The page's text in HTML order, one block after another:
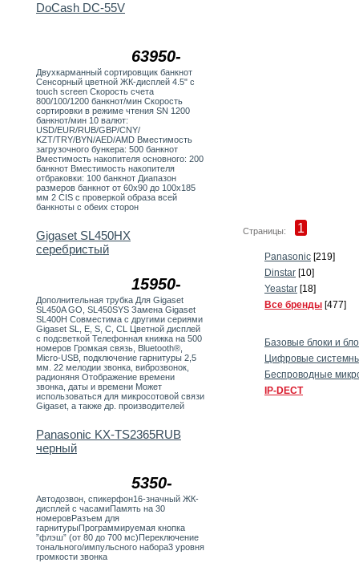
63950-
DoCash DC-55V
Двухкарманный сортировщик банкнот
Сенсорный цветной ЖК-дисплей 4.5" с
touch screen Скорость счета
800/100/1200 банкнот/мин Скорость
сортировки в режиме чтения SN 1200
банкнот/мин 10 валют:
USD/EUR/RUB/GBP/CNY/
KZT/TRY/BYN/AED/AMD Вместимость
загрузочного бункера: 500 банкнот
Вместимость накопителя основного: 200
банкнот Вместимость накопителя
отбраковки: 100 банкнот Диапазон
размеров банкнот от 60х90 до 100х185
мм 2 CIS с проверкой образа всей
банкноты с обеих сторон
15950-
Gigaset SL450HX
серебристый
Дополнительная трубка Для Gigaset
SL450A GO, SL450SYS Замена Gigaset
SL400H Совместима с другими сериями
Gigaset SL, E, S, C, CL Цветной дисплей
с подсветкой Телефонная книжка на 500
номеров Громкая связь, Bluetooth®,
Micro-USB, подключение гарнитуры 2,5
мм. 22 мелодии звонка, виброзвонок,
радионяня Отображение времени
звонка, даты и времени Может
использоваться для микросотовой связи
Gigaset, а также др. производителей
5350-
Panasonic KX-TS2365RUB
черный
Автодозвон, спикерфон16-значный ЖК-
дисплей с часамиПамять на 30
номеровРазъем для
гарнитурыПрограммируемая кнопка
”флэш” (от 80 до 700 мс)Переключение
тонального/импульсного набора3 уровня
громкости звонка
Страницы: 1
Panasonic [219]
Dinstar [10]
Yeastar [18]
Все бренды [477]
Базовые блоки и
Цифровые
Беспроводные
IP-DECT